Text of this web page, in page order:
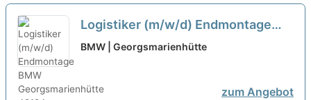
Logistiker (m/w/d) Endmontage
neu
BMW | Georgsmarienhütte
zum Angebot